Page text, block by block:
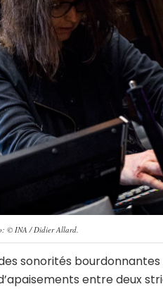
© INA / Didier Allard.
sonorités
entre deux